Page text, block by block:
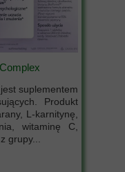
suplementem
Produkt
L-karnitynę,
witaminę C,
grupy...